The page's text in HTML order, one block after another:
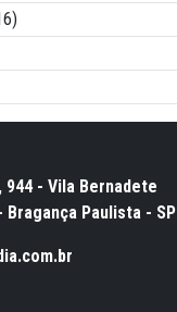
944 - Vila Bernadete
Bragança Paulista - SP